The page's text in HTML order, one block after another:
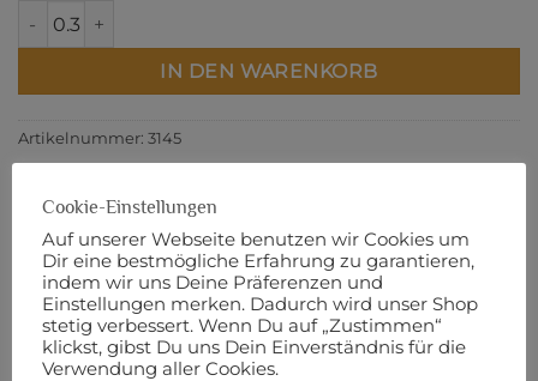
Linen Texture - Navy Menge
IN DEN WARENKORB
Artikelnummer: 3145
BESCHREIBUNG
ZUSÄTZLICHE INFORMATIONEN
PRODUKTSICHERHEIT
Cookie-Einstellungen
Auf unserer Webseite benutzen wir Cookies um
Dir eine bestmögliche Erfahrung zu garantieren,
indem wir uns Deine Präferenzen und
Einstellungen merken. Dadurch wird unser Shop
stetig verbessert. Wenn Du auf „Zustimmen“
klickst, gibst Du uns Dein Einverständnis für die
Verwendung aller Cookies.